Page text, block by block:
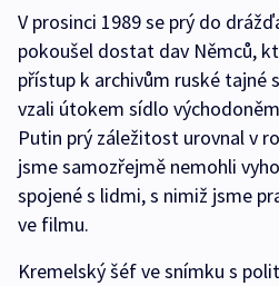
V prosinci 1989 se prý do
pokoušel dostat dav Němců,
přístup k archivům ruské tajné
vzali útokem sídlo
Putin prý záležitost urovnal v
jsme samozřejmě nemohli
spojené s lidmi, s nimiž jsme
ve filmu.
Kremelský šéf ve snímku s